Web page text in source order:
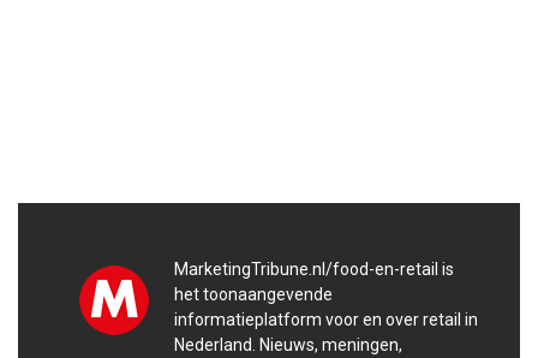
MarketingTribune.nl/food-en-retail is
het toonaangevende
informatieplatform voor en over retail in
Nederland. Nieuws, meningen,